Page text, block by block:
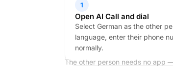
1
Open AI Call and dial
Select German as the other
language, enter their phone
normally.
The other person needs no app